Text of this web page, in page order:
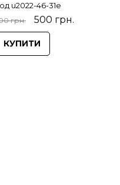
u2022-46-31e
грн. 500 грн.
КУПИТИ